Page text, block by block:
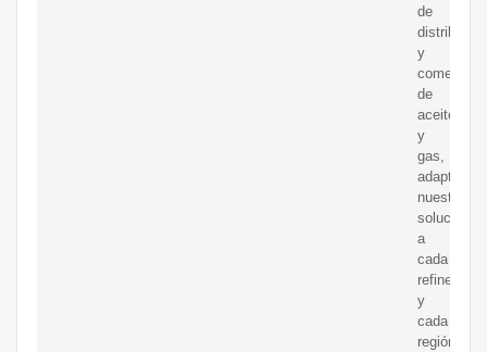
de
y
de
aceite
y
gas,
adaptamos
nuestras
soluciones
a
cada
refinería
y
cada
región.